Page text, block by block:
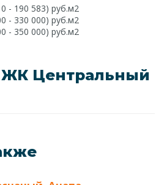
- 190 583) руб.м2
- 330 000) руб.м2
- 350 000) руб.м2
ЖК Центральный